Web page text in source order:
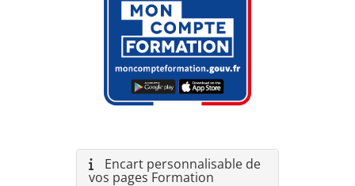
Encart personnalisable de
vos pages Formation